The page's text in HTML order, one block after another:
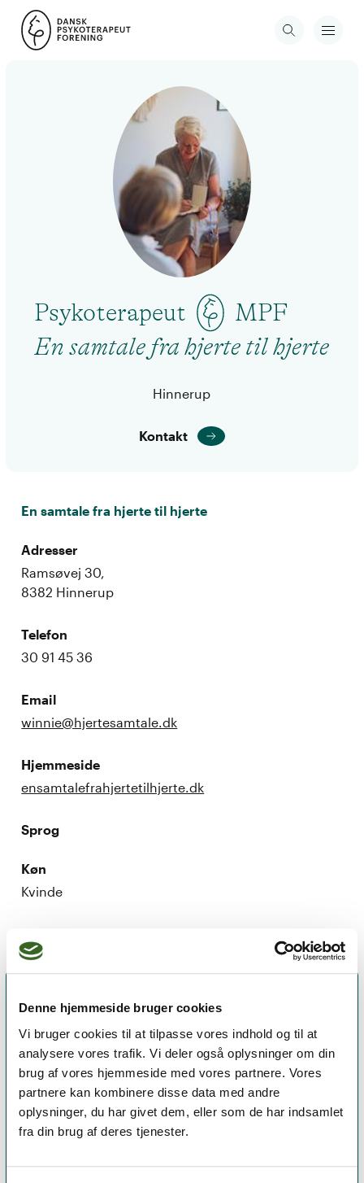
Denne hjemmeside bruger cookies
Vi bruger cookies til at tilpasse vores indhold og til at
analysere vores trafik. Vi deler også oplysninger om din
brug af vores hjemmeside med vores partnere. Vores
partnere kan kombinere disse data med andre
oplysninger, du har givet dem, eller som de har indsamlet
fra din brug af deres tjenester.
Psykoterapeut
MPF
En samtale fra hjerte til hjerte
Hinnerup
Kontakt
En samtale fra hjerte til hjerte
Adresser
Ramsøvej 30,
8382 Hinnerup
Telefon
‍30 91 45 36
Email
winnie@hjertesamtale.dk
Hjemmeside
ensamtalefrahjertetilhjerte.dk
Sprog
Køn
Kvinde